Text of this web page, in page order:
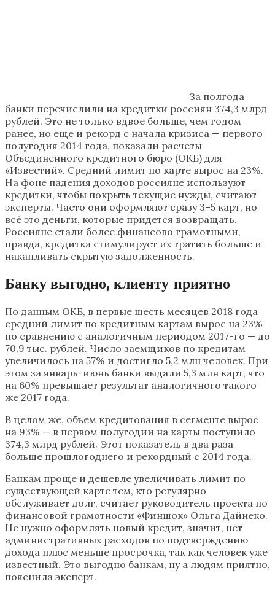
За полгода
банки перечислили на кредитки россиян 374,3 млрд
рублей. Это не только вдвое больше, чем годом
ранее, но еще и рекорд с начала кризиса — первого
полугодия 2014 года, показали расчеты
Объединенного кредитного бюро (ОКБ) для
«Известий». Средний лимит по карте вырос на 23%.
На фоне падения доходов россияне используют
кредитки, чтобы покрыть текущие нужды, считают
эксперты. Часто они оформляют сразу 3–5 карт, но
всё это деньги, которые придется возвращать.
Россияне стали более финансово грамотными,
правда, кредитка стимулирует их тратить больше и
накапливать скрытую задолженность.
Банку выгодно, клиенту приятно
По данным ОКБ, в первые шесть месяцев 2018 года
средний лимит по кредитным картам вырос на 23%
по сравнению с аналогичным периодом 2017-го — до
70,9 тыс. рублей. Число заемщиков по кредитам
увеличилось на 57% и достигло 5,2 млн человек. При
этом за январь-июнь банки выдали 5,3 млн карт, что
на 60% превышает результат аналогичного такого
же 2017 года.
В целом же, объем кредитования в сегменте вырос
на 93% — в первом полугодии на карты поступило
374,3 млрд рублей. Этот показатель в два раза
больше прошлогоднего и рекордный с 2014 года.
Банкам проще и дешевле увеличивать лимит по
существующей карте тем, кто регулярно
обслуживает долг, считает руководитель проекта по
финансовой грамотности «Финшок» Ольга Дайнеко.
Не нужно оформлять новый кредит, значит, нет
административных расходов по подтверждению
дохода плюс меньше просрочка, так как человек уже
известный. Это выгодно банкам, ну а людям приятно,
пояснила эксперт.